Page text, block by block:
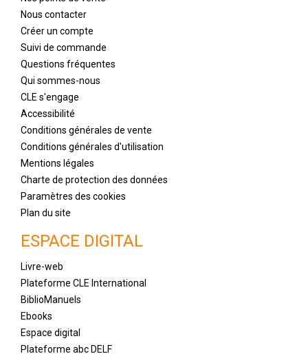
Nous contacter
Créer un compte
Suivi de commande
Questions fréquentes
Qui sommes-nous
CLE s'engage
Accessibilité
Conditions générales de vente
Conditions générales d'utilisation
Mentions légales
Charte de protection des données
Paramètres des cookies
Plan du site
ESPACE DIGITAL
Livre-web
Plateforme CLE International
BiblioManuels
Ebooks
Espace digital
Plateforme abc DELF